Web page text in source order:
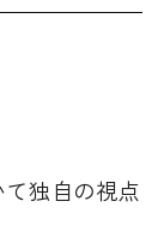
独自の視点